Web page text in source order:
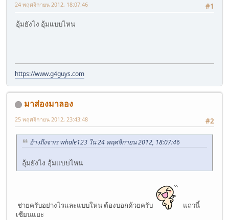
#1
24 พฤศจิกายน 2012, 18:07:46
อุ้มยังไง อุ้มแบบไหน
https://www.g4guys.com
มาส่องมาลอง
#2
25 พฤศจิกายน 2012, 23:43:48
อ้างถึงจาก: whale123 ใน 24 พฤศจิกายน 2012, 18:07:46
อุ้มยังไง อุ้มแบบไหน
ช่ายครับอย่างไรและแบบใหน ต้องบอกด้วยครับ
แถวนี้
เซียนแยะ